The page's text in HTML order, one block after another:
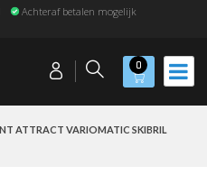
Achteraf betalen mogelijk
0
ATTRACT VARIOMATIC SKIBRIL